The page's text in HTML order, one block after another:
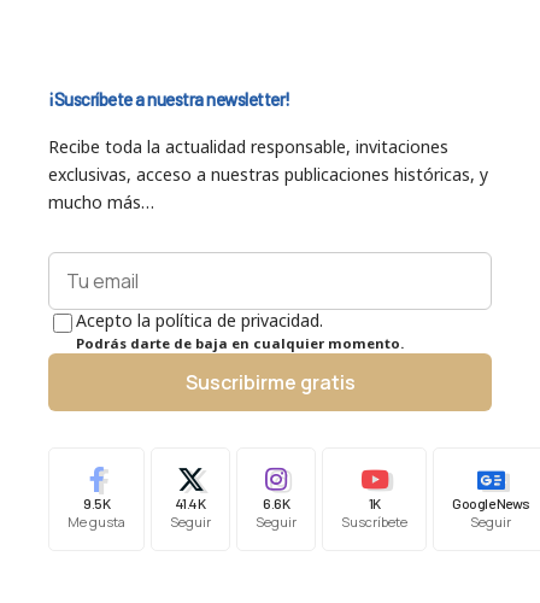
¡Suscríbete a nuestra newsletter!
Recibe toda la actualidad responsable, invitaciones
exclusivas, acceso a nuestras publicaciones históricas, y
mucho más…
Acepto la política de privacidad.
Podrás darte de baja en cualquier momento.
Suscribirme gratis
9.5K
Me gusta
41.4K
Seguir
6.6K
Seguir
1K
Suscríbete
Google News
Seguir